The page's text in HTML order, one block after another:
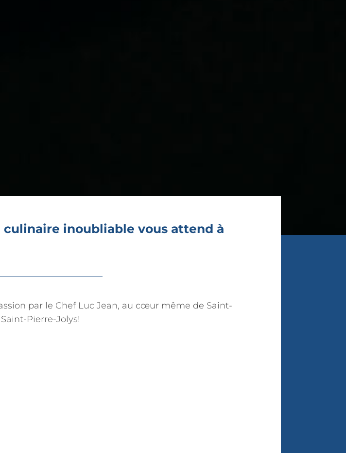
inoubliable vous attend à
par le Chef Luc Jean, au cœur même de Saint-
Pierre-Jolys!